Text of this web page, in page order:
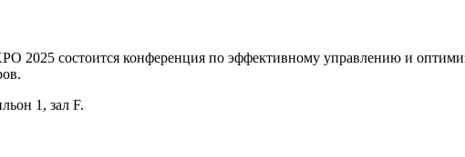
2025 состоится конференция по эффективному управлению и
1, зал F.